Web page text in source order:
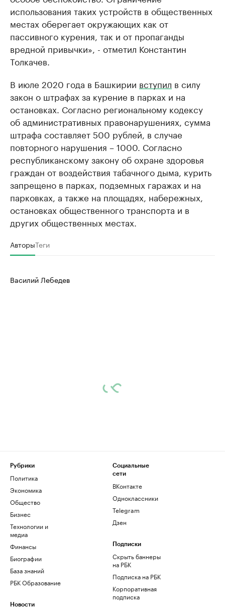
использования таких устройств в общественных
местах оберегает окружающих как от
пассивного курения, так и от пропаганды
вредной привычки», - отметил Константин
Толкачев.
В июле 2020 года в Башкирии вступил в силу
закон о штрафах за курение в парках и на
остановках. Согласно региональному кодексу
об административных правонарушениях, сумма
штрафа составляет 500 рублей, в случае
повторного нарушения – 1000. Согласно
республиканскому закону об охране здоровья
граждан от воздействия табачного дыма, курить
запрещено в парках, подземных гаражах и на
парковках, а также на площадях, набережных,
остановках общественного транспорта и в
других общественных местах.
АвторыТеги
Василий Лебедев
Рубрики
Политика
Экономика
Общество
Бизнес
Технологии и
медиа
Финансы
Биографии
База знаний
РБК Образование
Новости
Социальные
сети
ВКонтакте
Одноклассники
Telegram
Дзен
Подписки
Скрыть баннеры
на РБК
Подписка на РБК
Корпоративная
подписка